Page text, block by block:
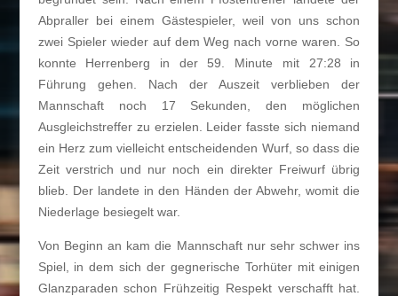
Abpraller bei einem Gästespieler, weil von uns schon
zwei Spieler wieder auf dem Weg nach vorne waren. So
konnte Herrenberg in der 59. Minute mit 27:28 in
Führung gehen. Nach der Auszeit verblieben der
Mannschaft noch 17 Sekunden, den möglichen
Ausgleichstreffer zu erzielen. Leider fasste sich niemand
ein Herz zum vielleicht entscheidenden Wurf, so dass die
Zeit verstrich und nur noch ein direkter Freiwurf übrig
blieb. Der landete in den Händen der Abwehr, womit die
Niederlage besiegelt war.
Von Beginn an kam die Mannschaft nur sehr schwer ins
Spiel, in dem sich der gegnerische Torhüter mit einigen
Glanzparaden schon Frühzeitig Respekt verschafft hat.